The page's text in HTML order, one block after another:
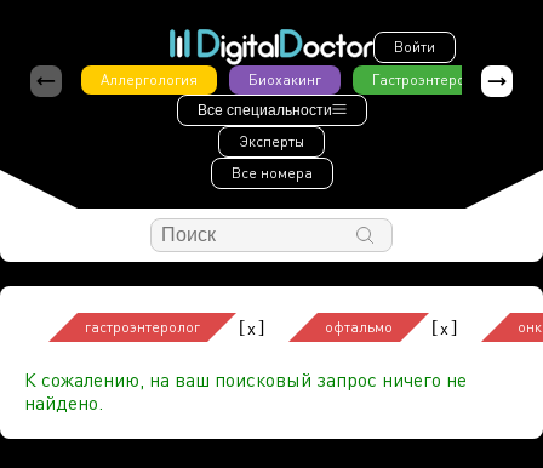
Войти
Аллергология
Биохакинг Гастроэнтерология
Все специальности
Эксперты
Все номера
гастроэнтеролог [x] офтальмо [x]
К сожалению, на ваш поисковый запрос ничего не
найдено.